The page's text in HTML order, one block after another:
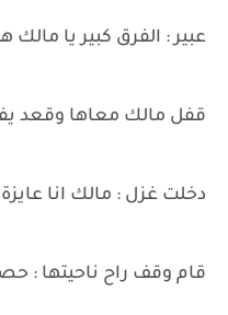
عبير : الفرق كبير يا مالك
قفل مالك معاها وقعد
دخلت غزل : مالك انا
قام وقف راح ناحيتها :